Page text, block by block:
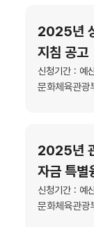
2025년
지침 공고
신청기간 : 예
문화체육관광
2025년
자금 특별
신청기간 : 예
문화체육관광